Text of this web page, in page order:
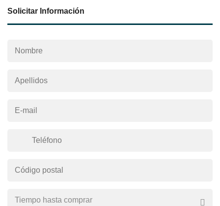
Solicitar Información
Nombre
Apellidos
E-mail
Teléfono
Código postal